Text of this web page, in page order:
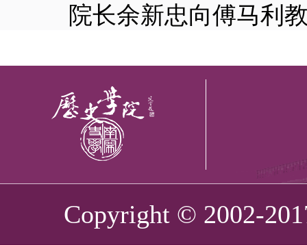
院长余新忠向傅马利
Copyright © 2002-